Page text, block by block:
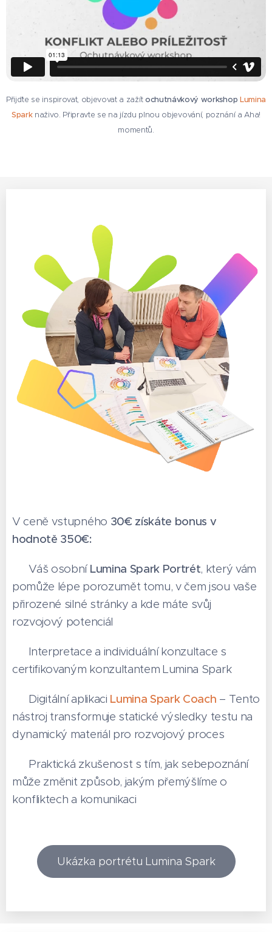
Přijďte se inspirovat, objevovat a zažít ochutnávkový workshop Lumina
Sparknaživo. Připravte se na jízdu plnou objevování, poznání a Aha!
momentů.
V ceně vstupného 30€ získáte bonus v
hodnotě 350€:
👉 Váš osobní Lumina Spark Portrét, který vám
pomůže lépe porozumět tomu, v čem jsou vaše
přirozené silné stránky a kde máte svůj
rozvojový potenciál
👉 Interpretace a individuální konzultace s
certifikovaným konzultantem Lumina Spark
👉 Digitální aplikaci Lumina Spark Coach – Tento
nástroj transformuje statické výsledky testu na
dynamický materiál pro rozvojový proces
👉 Praktická zkušenost s tím, jak sebepoznání
může změnit způsob, jakým přemýšlíme o
konfliktech a komunikaci
Ukázka portrétu Lumina Spark